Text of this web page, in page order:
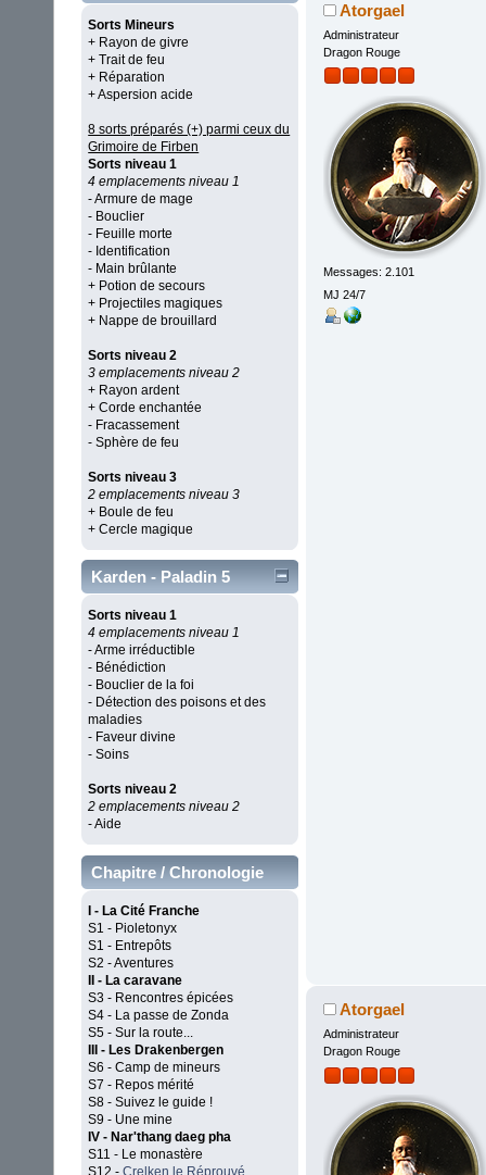
Sorts Mineurs
+ Rayon de givre
+ Trait de feu
+ Réparation
+ Aspersion acide
8 sorts préparés (+) parmi ceux du
Grimoire de Firben
Sorts niveau 1
4 emplacements niveau 1
- Armure de mage
- Bouclier
- Feuille morte
- Identification
- Main brûlante
+ Potion de secours
+ Projectiles magiques
+ Nappe de brouillard
Sorts niveau 2
3 emplacements niveau 2
+ Rayon ardent
+ Corde enchantée
- Fracassement
- Sphère de feu
Sorts niveau 3
2 emplacements niveau 3
+ Boule de feu
+ Cercle magique
Karden - Paladin 5
Sorts niveau 1
4 emplacements niveau 1
- Arme irréductible
- Bénédiction
- Bouclier de la foi
- Détection des poisons et des
maladies
- Faveur divine
- Soins
Sorts niveau 2
2 emplacements niveau 2
- Aide
Chapitre / Chronologie
I - La Cité Franche
S1 - Pioletonyx
S1 - Entrepôts
S2 - Aventures
II - La caravane
S3 - Rencontres épicées
S4 - La passe de Zonda
S5 - Sur la route...
III - Les Drakenbergen
S6 - Camp de mineurs
S7 - Repos mérité
S8 - Suivez le guide !
S9 - Une mine
IV - Nar'thang daeg pha
S11 - Le monastère
Atorgael
Administrateur
Dragon Rouge
Messages: 2.101
MJ 24/7
Atorgael
Administrateur
Dragon Rouge